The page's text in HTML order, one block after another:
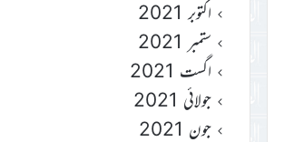
اکتوبر 2021
ستمبر 2021
اگست 2021
جولائی 2021
جون 2021